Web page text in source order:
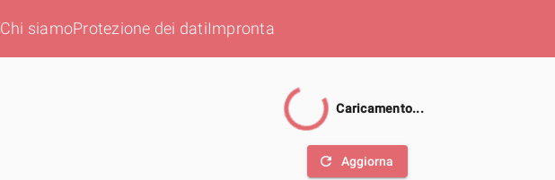
Chi siamoProtezione dei datiImpronta
Caricamento...
refresh Aggiorna